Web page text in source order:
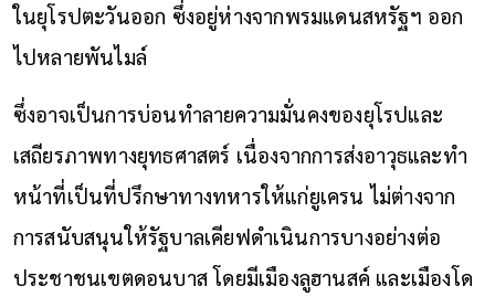
ในยุโรปตะวันออก ซึ่งอยู่ห่างจากพรมแดนสหรัฐฯ ออก
ไปหลายพันไมล์
ซึ่งอาจเป็นการบ่อนทำลายความมั่นคงของยุโรปและ
เสถียรภาพทางยุทธศาสตร์ เนื่องจากการส่งอาวุธและทำ
หน้าที่เป็นที่ปรึกษาทางทหารให้แก่ยูเครน ไม่ต่างจาก
การสนับสนุนให้รัฐบาลเคียฟดำเนินการบางอย่างต่อ
ประชาชนเขตดอนบาส โดยมีเมืองลูฮานสค์ และเมืองโด